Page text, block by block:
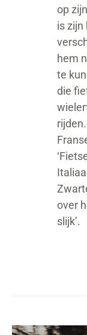
op
is zijn
hem
te
die
over
slijk’.